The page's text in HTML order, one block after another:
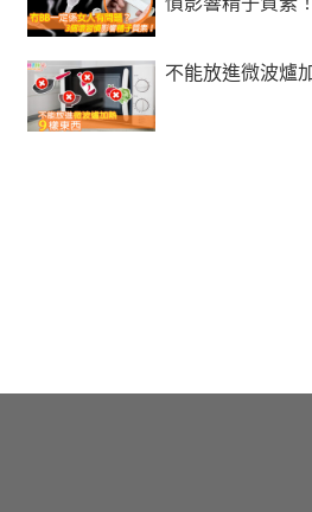
不能放進微波爐